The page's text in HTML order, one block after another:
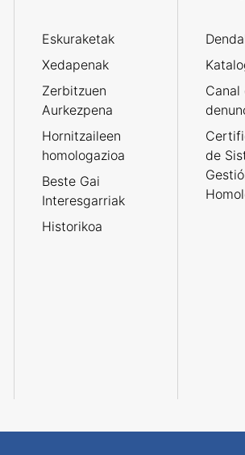
Eskuraketak
Xedapenak
Zerbitzuen
Aurkezpena
Hornitzaileen
homologazioa
Beste Gai
Interesgarriak
Historikoa
Canal
de